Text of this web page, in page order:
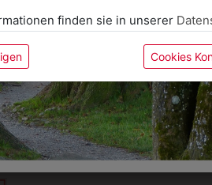
LATZHOSE BAUMWOLLE
€ 39,90
ZULETZT
finden sie in unserer
Cookies